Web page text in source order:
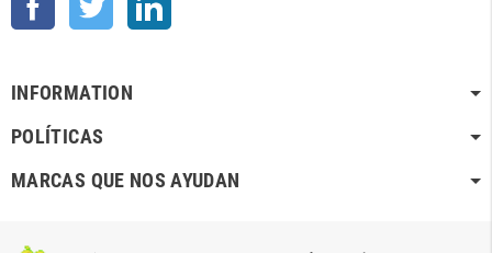
INFORMATION
POLÍTICAS
MARCAS QUE NOS AYUDAN